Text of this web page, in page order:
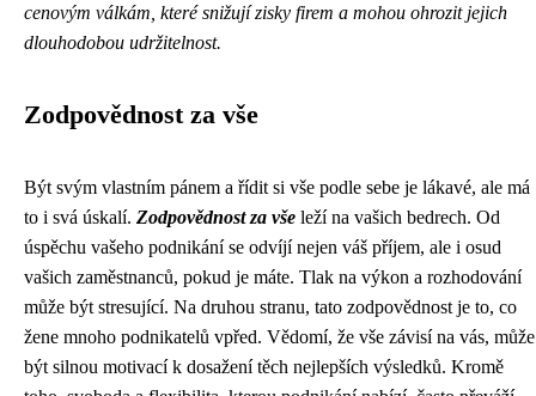
cenovým válkám, které snižují zisky firem a mohou ohrozit jejich
dlouhodobou udržitelnost.
Zodpovědnost za vše
Být svým vlastním pánem a řídit si vše podle sebe je lákavé, ale má
to i svá úskalí. Zodpovědnost za vše leží na vašich bedrech. Od
úspěchu vašeho podnikání se odvíjí nejen váš příjem, ale i osud
vašich zaměstnanců, pokud je máte. Tlak na výkon a rozhodování
může být stresující. Na druhou stranu, tato zodpovědnost je to, co
žene mnoho podnikatelů vpřed. Vědomí, že vše závisí na vás, může
být silnou motivací k dosažení těch nejlepších výsledků. Kromě